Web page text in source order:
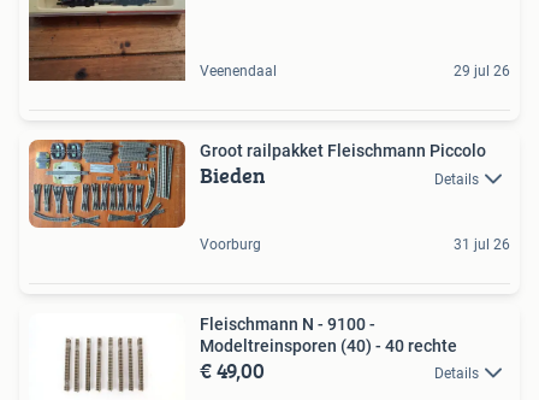
Veenendaal 29 jul 26
Groot railpakket Fleischmann Piccolo
Bieden Details
Voorburg 31 jul 26
Fleischmann N - 9100 -
Modeltreinsporen (40) - 40 rechte
€ 49,00 Details